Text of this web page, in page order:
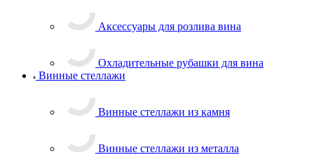
Аксессуары для розлива вина
Охладительные рубашки для вина
Винные стеллажи
Винные стеллажи из камня
Винные стеллажи из металла